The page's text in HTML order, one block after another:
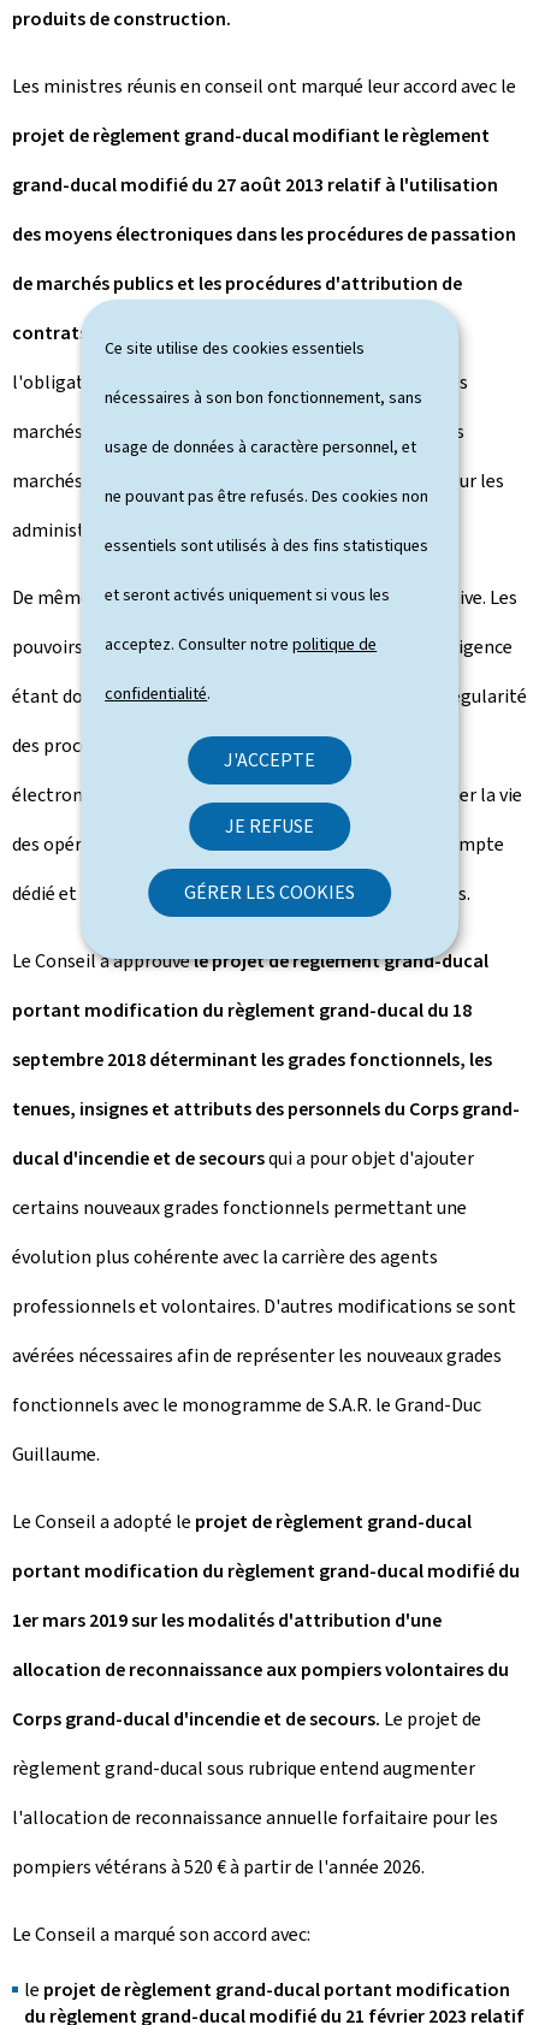
Ce site utilise des cookies essentiels
nécessaires à son bon fonctionnement, sans
usage de données à caractère personnel, et
ne pouvant pas être refusés. Des cookies non
essentiels sont utilisés à des fins statistiques
et seront activés uniquement si vous les
acceptez. Consulter notrepolitique de
confidentialité.
J'ACCEPTE
JE REFUSE
GÉRER LES COOKIES
produits de construction.
Les ministres réunis en conseil ont marqué leur accord avec le
projet de règlement grand-ducal modifiant le règlement
grand-ducal modifié du 27 août 2013 relatif à l'utilisation
des moyens électroniques dans les procédures de passation
de marchés publics et les procédures d'attribution de
contrats de concession
l'obligation de remise électronique des offres à tous les
marchés publics, y compris nationaux, via le Portail des
marchés publics, tout en simplifiant les procédures pour les
administrations et pour les opérateurs économiques.
De même, la signature électronique deviendra facultative. Les
pouvoirs adjudicateurs pourront ainsi décider de son exigence
étant donné que les outils du portail garantissent la régularité
des procédures, même en l'absence d'une signature
électronique. Concrètement cette mesure vise à faciliter la vie
des opérateurs étant donné qu'ils pourront, via à un compte
dédié et sécurisé, soumettre les documents nécessaires.
Le Conseil a approuvéle projet de règlement grand-ducal
portant modification du règlement grand-ducal du 18
septembre 2018 déterminant les grades fonctionnels, les
tenues, insignes et attributs des personnels du Corps grand-
ducal d'incendie et de secoursqui a pour objet d'ajouter
certains nouveaux grades fonctionnels permettant une
évolution plus cohérente avec la carrière des agents
professionnels et volontaires. D'autres modifications se sont
avérées nécessaires afin de représenter les nouveaux grades
fonctionnels avec le monogramme de S.A.R. le Grand-Duc
Guillaume.
Le Conseil a adopté le projet de règlement grand-ducal
portant modification du règlement grand-ducal modifié du
1er mars 2019 sur les modalités d'attribution d'une
allocation de reconnaissance aux pompiers volontaires du
Corps grand-ducal d'incendie et de secours. Le projet de
règlement grand-ducal sous rubrique entend augmenter
l'allocation de reconnaissance annuelle forfaitaire pour les
pompiers vétérans à 520 € à partir de l'année 2026.
Le Conseil a marqué son accord avec:
le projet de règlement grand-ducal portant modification
du règlement grand-ducal modifié du 21 février 2023 relatif